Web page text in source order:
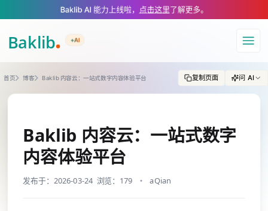
A Markdown version of this page is available at https://
Baklib AI 能力上线啦， 点击这里了解更多。
+AI
导航
首页 博客 Baklib 内容云：一站式数字内容体验平台 复制页面 问 AI
Baklib 内容云：一站式数字
内容体验平台
发布于：2026-03-24 浏览：179 aQian